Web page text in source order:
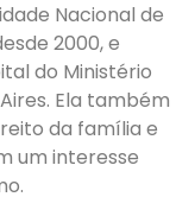
Nacional de
2000, e
do Ministério
Ela também
da família e
um interesse